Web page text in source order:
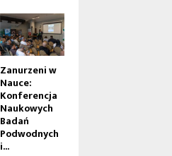
Zanurzeni w
Nauce:
Konferencja
Naukowych
Badań
Podwodnych
i...